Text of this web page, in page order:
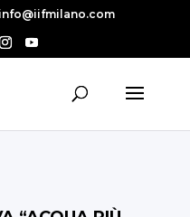
info@iifmilano.com